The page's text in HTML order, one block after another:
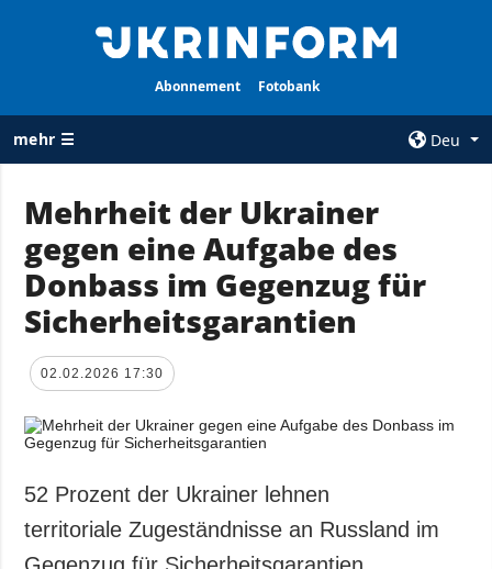
Abonnement Fotobank
mehr ☰
Deu
ALLE
RUBRIKEN
Krieg
Wiederaufbau
der Ukraine
Politik
Wirtschaft
Gesellschaft und
Kultur
Sport
AGENTUR
Über uns
Kontakte
und zum Schutz
Mehrheit der Ukrainer
gegen eine Aufgabe des
Donbass im Gegenzug für
Sicherheitsgarantien
02.02.2026 17:30
52 Prozent der Ukrainer lehnen
territoriale Zugeständnisse an Russland im
Gegenzug für Sicherheitsgarantien